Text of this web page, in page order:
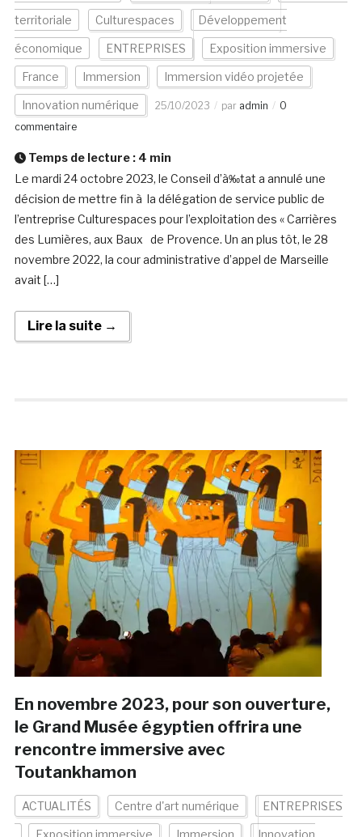
territoriale Culturespaces Développement
économique ENTREPRISES Exposition immersive
France Immersion Immersion vidéo projetée
Innovation numérique 25/10/2023 par admin
0
commentaire
Temps de lecture : 4 min
Le mardi 24 octobre 2023, le Conseil d’à‰tat a annulé une
décision de mettre fin à la délégation de service public de
l’entreprise Culturespaces pour l’exploitation des « Carrières
des Lumières, aux Baux de Provence. Un an plus tôt, le 28
novembre 2022, la cour administrative d’appel de Marseille
avait […]
Lire la suite →
En novembre 2023, pour son ouverture,
le Grand Musée égyptien offrira une
rencontre immersive avec
Toutankhamon
ACTUALITÉS Centre d'art numérique ENTREPRISES